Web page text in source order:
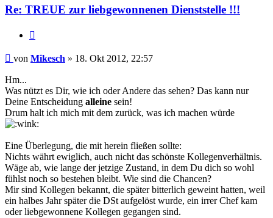
Re: TREUE zur liebgewonnenen Dienststelle !!!
Beitrag
von Mikesch » 18. Okt 2012, 22:57
Hm...
Was nützt es Dir, wie ich oder Andere das sehen? Das kann nur
Deine Entscheidung alleine sein!
Drum halt ich mich mit dem zurück, was ich machen würde
Eine Überlegung, die mit herein fließen sollte:
Nichts währt ewiglich, auch nicht das schönste Kollegenverhältnis.
Wäge ab, wie lange der jetzige Zustand, in dem Du dich so wohl
fühlst noch so bestehen bleibt. Wie sind die Chancen?
Mir sind Kollegen bekannt, die später bitterlich geweint hatten, weil
ein halbes Jahr später die DSt aufgelöst wurde, ein irrer Chef kam
oder liebgewonnene Kollegen gegangen sind.